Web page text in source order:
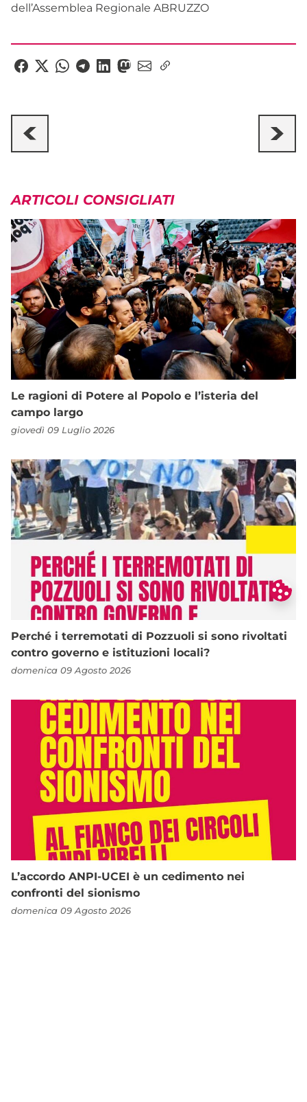
dell’Assemblea Regionale ABRUZZO
ARTICOLI CONSIGLIATI
Le ragioni di Potere al Popolo e l’isteria del
campo largo
giovedì 09 Luglio 2026
Perché i terremotati di Pozzuoli si sono rivoltati
contro governo e istituzioni locali?
domenica 09 Agosto 2026
L’accordo ANPI-UCEI è un cedimento nei
confronti del sionismo
domenica 09 Agosto 2026